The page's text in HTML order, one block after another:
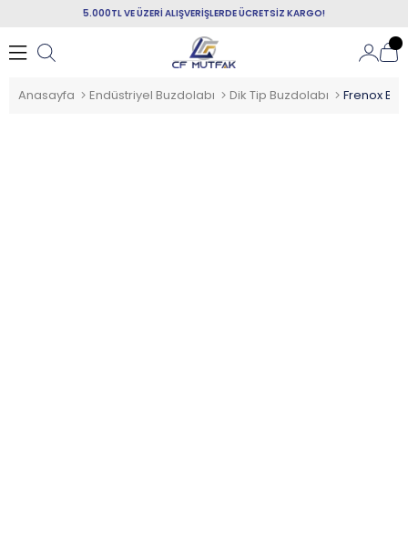
5.000TL VE ÜZERİ ALIŞVERİŞLERDE ÜCRETSİZ KARGO!
Anasayfa Endüstriyel Buzdolabı Dik Tip Buzdolabı